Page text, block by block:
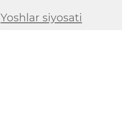
Yoshlar siyosati